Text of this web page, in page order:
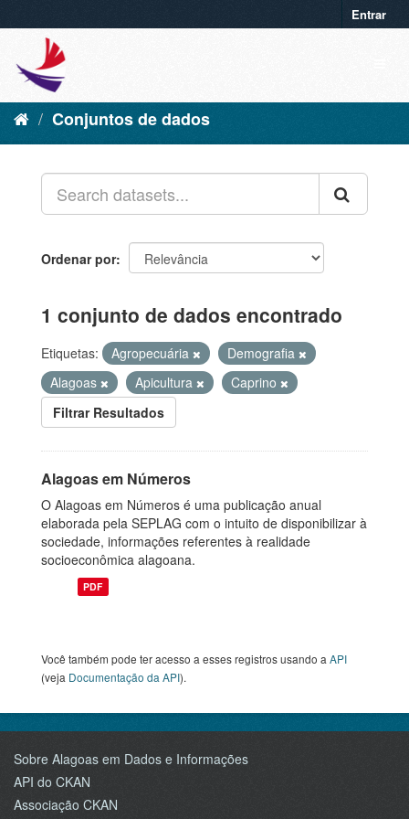
Entrar
Conjuntos de dados
Ordenar por
1 conjunto de dados encontrado
Etiquetas: Agropecuária
Demografia
Alagoas
Apicultura
Caprino
Filtrar Resultados
Alagoas em Números
O Alagoas em Números é uma publicação anual
elaborada pela SEPLAG com o intuito de disponibilizar à
sociedade, informações referentes à realidade
socioeconômica alagoana.
PDF
Você também pode ter acesso a esses registros usando a API
(veja Documentação da API).
Sobre Alagoas em Dados e Informações
API do CKAN
Associação CKAN